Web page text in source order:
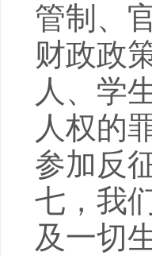
管制、
财政政
人、学
人权的
参加反
七，我
及一切